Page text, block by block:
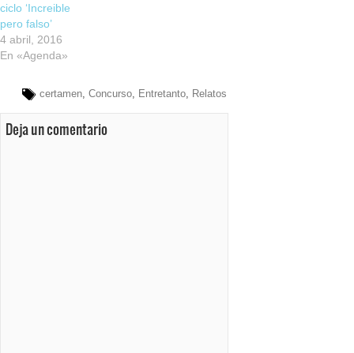
ciclo ‘Increible
pero falso’
4 abril, 2016
En «Agenda»
certamen, Concurso, Entretanto, Relatos
Deja un comentario